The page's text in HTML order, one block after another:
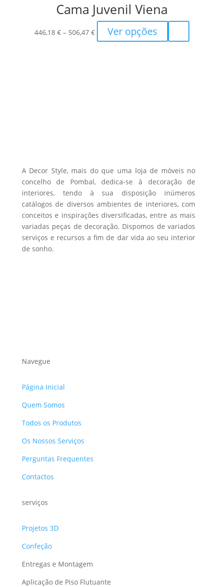
682,05 €
The
may
Cama Juvenil Viena
446,18 € – 506,47 €Price
range:
Ver opções
product
the
product
page
A Decor Style, mais do que uma loja de móveis no
concelho de Pombal, dedica-se à decoração de
interiores, tendo à sua disposição inúmeros
catálogos de diversos ambientes de interiores, com
conceitos e inspirações diversificadas, entre as mais
variadas peças de decoração. Dispomos de variados
serviços e recursos a fim de dar vida ao seu interior
de sonho.
Navegue
Página Inicial
Quem Somos
Todos os Produtos
Os Nossos Serviços
Perguntas Frequentes
Contactos
serviços
Projetos 3D
Confeção
Entregas e Montagem
Aplicação de Piso Flutuante